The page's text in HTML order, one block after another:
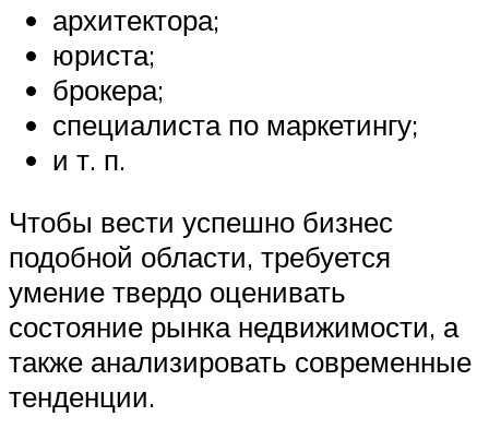
архитектора;
юриста;
брокера;
специалиста по маркетингу;
и т. п.
Чтобы вести успешно бизнес
подобной области, требуется
умение твердо оценивать
состояние рынка недвижимости, а
также анализировать современные
тенденции.